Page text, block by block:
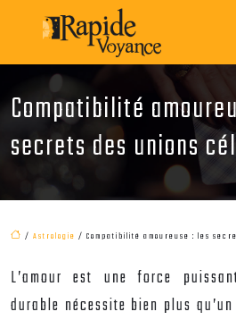
Compatibilité
secrets des unions
/ Astrologie / Compatibilité amoureuse : les
L’amour est une force
durable nécessite bien plus